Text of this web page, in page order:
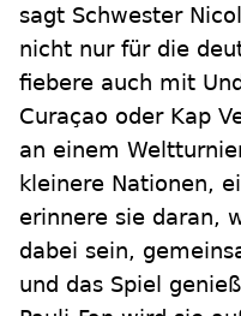
sagt Schwester
nicht nur für die
fiebere auch mit
Curaçao oder Kap
an einem
kleinere Nationen,
erinnere sie daran,
dabei sein,
und das Spiel